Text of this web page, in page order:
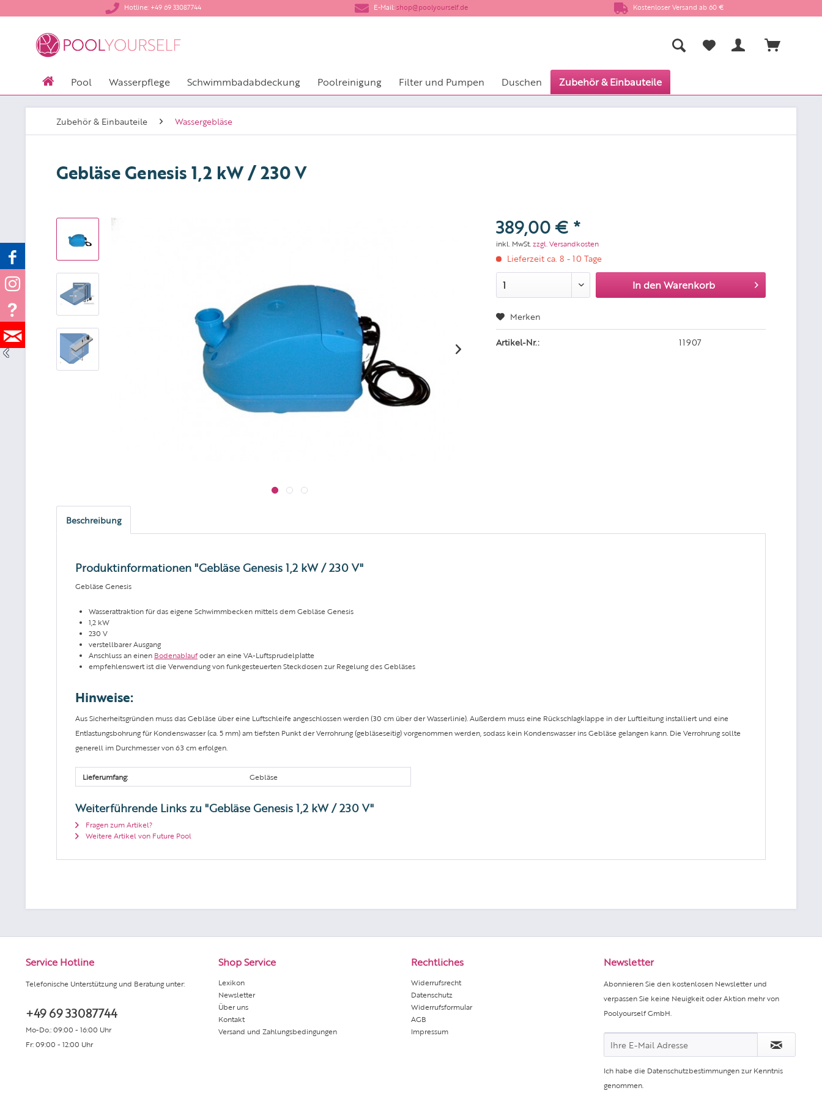
​Hotline: +49 69 33087744 ​E-Mail: shop@poolyourself.de Kostenloser Versand ab 60 €
Pool Wasserpflege Schwimmbadabdeckung Poolreinigung Filter und Pumpen Duschen Zubehör & Einbauteile
Zubehör & Einbauteile Wassergebläse
Gebläse Genesis 1,2 kW / 230 V
389,00 € *
inkl. MwSt.zzgl. Versandkosten
Lieferzeit ca. 8 - 10 Tage
In den Warenkorb
Merken
Artikel-Nr.: 11907
Beschreibung
Produktinformationen "Gebläse Genesis 1,2 kW / 230 V"
Gebläse Genesis
Wasserattraktion für das eigene Schwimmbecken mittels dem Gebläse Genesis
1,2 kW
230 V
verstellbarer Ausgang
Anschluss an einen Bodenablaufoder an eine VA-Luftsprudelplatte
empfehlenswert ist die Verwendung von funkgesteuerten Steckdosen zur Regelung des Gebläses
Hinweise:
Aus Sicherheitsgründen muss das Gebläse über eine Luftschleife angeschlossen werden (30 cm über der Wasserlinie). Außerdem muss eine Rückschlagklappe in der Luftleitung installiert und eine
Entlastungsbohrung für Kondenswasser (ca. 5 mm) am tiefsten Punkt der Verrohrung (gebläseseitig) vorgenommen werden, sodass kein Kondenswasser ins Gebläse gelangen kann. Die Verrohrung sollte
generell im Durchmesser von 63 cm erfolgen.
Lieferumfang: Gebläse
Weiterführende Links zu "Gebläse Genesis 1,2 kW / 230 V"
Fragen zum Artikel?
Weitere Artikel von Future Pool
Service Hotline
Telefonische Unterstützung und Beratung unter:
+49 69 33087744
Mo-Do.: 09:00 - 16:00 Uhr
Fr: 09:00 - 12:00 Uhr
Shop Service
Lexikon
Newsletter
Über uns
Kontakt
Versand und Zahlungsbedingungen
Rechtliches
Widerrufsrecht
Datenschutz
Widerrufsformular
AGB
Impressum
Newsletter
Abonnieren Sie den kostenlosen Newsletter und
verpassen Sie keine Neuigkeit oder Aktion mehr von
Poolyourself GmbH.
Ich habe die Datenschutzbestimmungenzur Kenntnis
genommen.